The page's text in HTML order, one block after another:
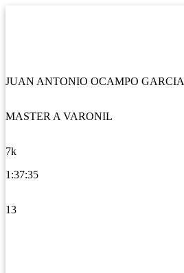
JUAN ANTONIO OCAMPO GARCIA
MASTER A VARONIL
7k
1:37:35
13